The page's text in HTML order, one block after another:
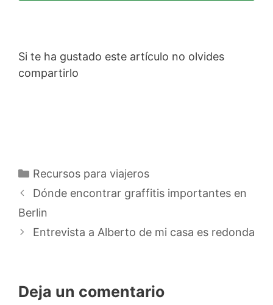
Si te ha gustado este artículo no olvides
compartirlo
Categorías
Recursos para viajeros
Dónde encontrar graffitis importantes en
Berlin
Entrevista a Alberto de mi casa es redonda
Deja un comentario